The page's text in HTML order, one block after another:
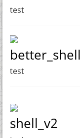
test
better_shell
test
shell_v2